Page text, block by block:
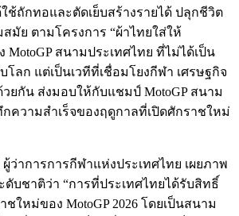
ช้ถักทอและตัดเย็บสร้างรายได้ ปลุกชีวิต
มัย ตามโครงการ “ผ้าไทยใส่ให้
สนามประเทศไทย ที่ไม่ได้เป็น
โลก แต่เป็นเวทีที่เชื่อมโยงกีฬา เศรษฐกิจ
ยกัน ส่งมอบให้กับแชมป์ MotoGP สนาม
ความสำเร็จของฤดูกาลที่เปิดศักราชใหม่
ว่าการการกีฬาแห่งประเทศไทย เผยภาพ
ดับชาติว่า “การที่ประเทศไทยได้รับสิทธิ์
ใหม่ของ MotoGP 2026 โดยเป็นสนาม